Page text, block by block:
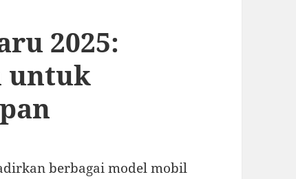
2025:
untuk
berbagai model mobil